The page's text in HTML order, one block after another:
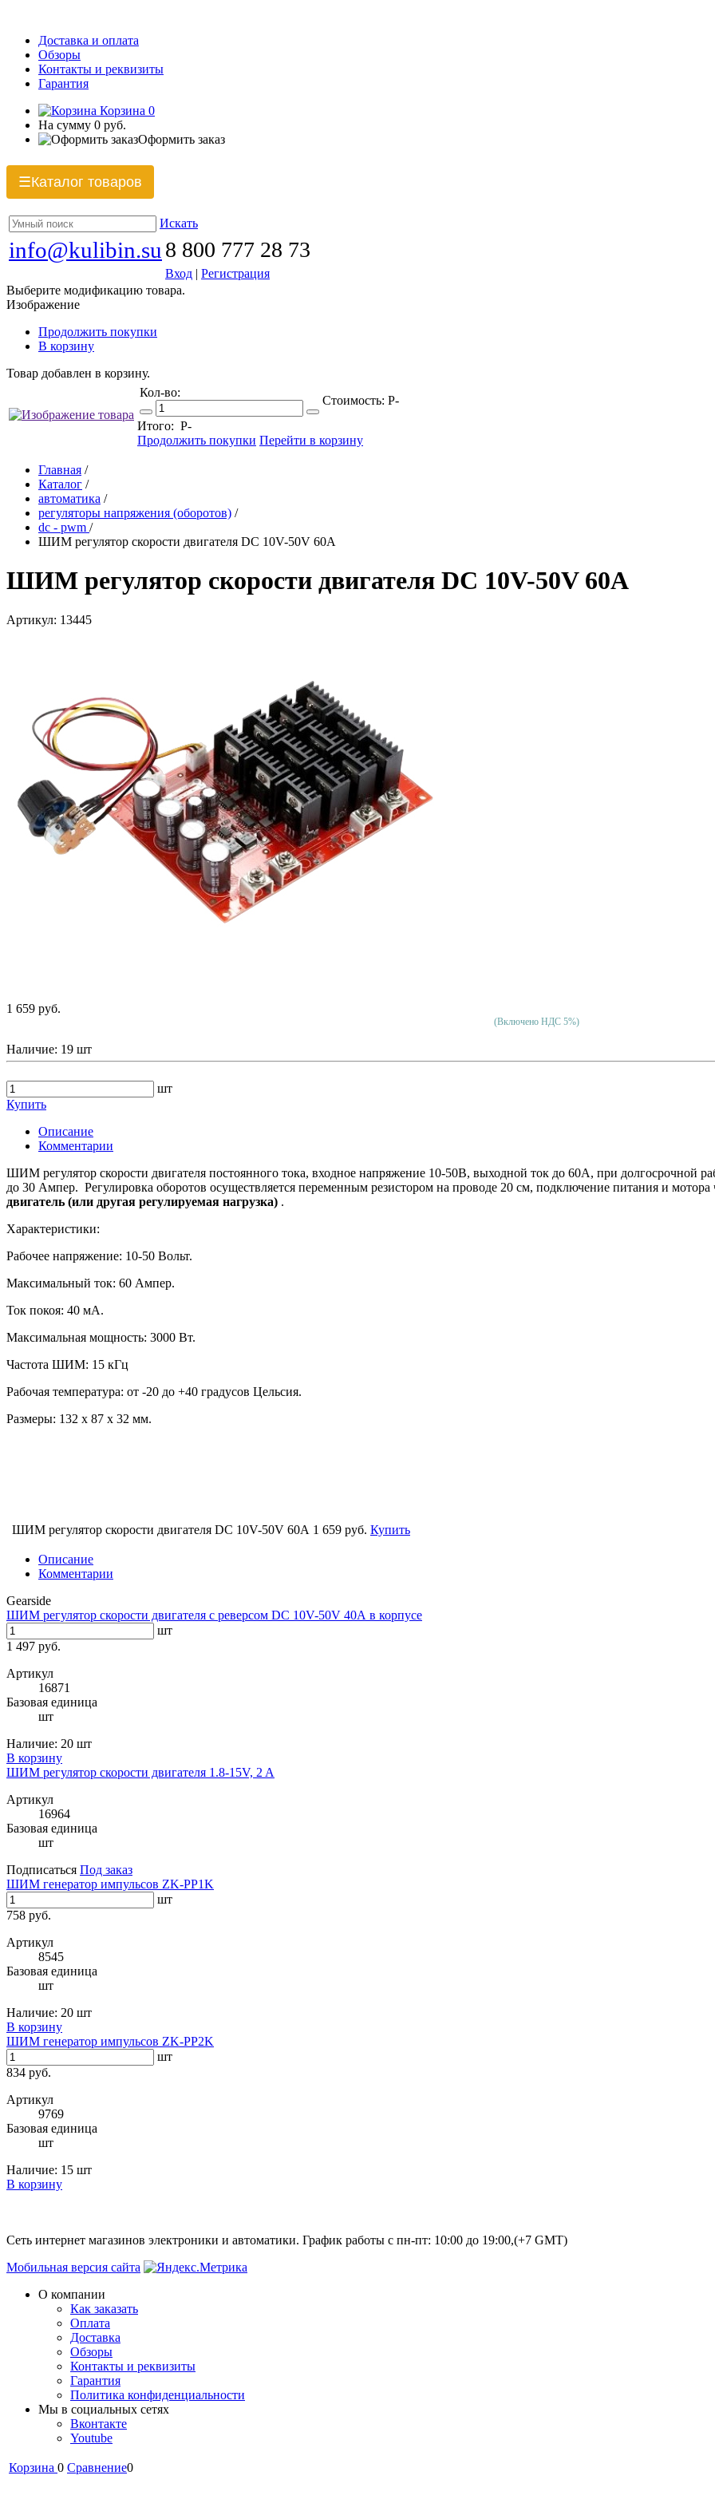
Доставка и оплата
Обзоры
Контакты и реквизиты
Гарантия
Корзина 0
На сумму 0 руб.
Оформить заказ
☰Каталог товаров
Искать
info@kulibin.su 8 800 777 28 73
Вход | Регистрация
Выберите модификацию товара.
Изображение
Продолжить покупки
В корзину
Товар добавлен в корзину.
Кол-во:
Стоимость: Р-
Итого: Р-
Продолжить покупки Перейти в корзину
Главная /
Каталог /
автоматика /
регуляторы напряжения (оборотов) /
dc - pwm /
ШИМ регулятор скорости двигателя DC 10V-50V 60А
ШИМ регулятор скорости двигателя DC 10V-50V 60А
Артикул: 13445
1 659 руб.
(Включено НДС 5%)
Наличие: 19 шт
шт
Купить
Описание
Комментарии
ШИМ регулятор скорости двигателя постоянного тока, входное напряжение 10-50В, выходной ток до 60А, при долгосрочной
до 30 Ампер. Регулировка оборотов осуществляется переменным резистором на проводе 20 см, подключение питания и мотора
двигатель (или другая регулируемая нагрузка) .
Характеристики:
Рабочее напряжение: 10-50 Вольт.
Максимальный ток: 60 Ампер.
Ток покоя: 40 мА.
Максимальная мощность: 3000 Вт.
Частота ШИМ: 15 кГц
Рабочая температура: от -20 до +40 градусов Цельсия.
Размеры: 132 х 87 х 32 мм.
ШИМ регулятор скорости двигателя DC 10V-50V 60А 1 659 руб. Купить
Описание
Комментарии
Gearside
ШИМ регулятор скорости двигателя с реверсом DC 10V-50V 40А в корпусе
шт
1 497 руб.
Артикул
16871
Базовая единица
шт
Наличие: 20 шт
В корзину
ШИМ регулятор скорости двигателя 1.8-15V, 2 A
Артикул
16964
Базовая единица
шт
Подписаться Под заказ
ШИМ генератор импульсов ZK-PP1K
шт
758 руб.
Артикул
8545
Базовая единица
шт
Наличие: 20 шт
В корзину
ШИМ генератор импульсов ZK-PP2K
шт
834 руб.
Артикул
9769
Базовая единица
шт
Наличие: 15 шт
В корзину
Сеть интернет магазинов электроники и автоматики. График работы с пн-пт: 10:00 до 19:00,(+7 GMT)
Мобильная версия сайта
О компании
Как заказать
Оплата
Доставка
Обзоры
Контакты и реквизиты
Гарантия
Политика конфиденциальности
Мы в cоциальных сетях
Вконтакте
Youtube
Корзина 0 Сравнение0